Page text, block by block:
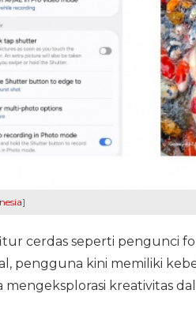
]
cerdas seperti pengunci
pengguna kini memiliki
kreativitas